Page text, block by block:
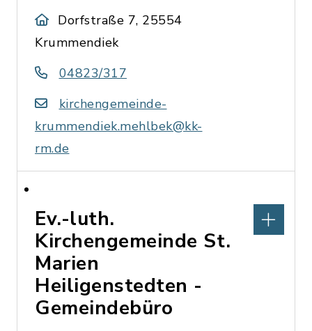
Dorfstraße 7, 25554
Krummendiek
04823/317
kirchengemeinde-
krummendiek.mehlbek@kk-
rm.de
Ev.-luth.
Kirchengemeinde St.
Marien
Heiligenstedten -
Gemeindebüro